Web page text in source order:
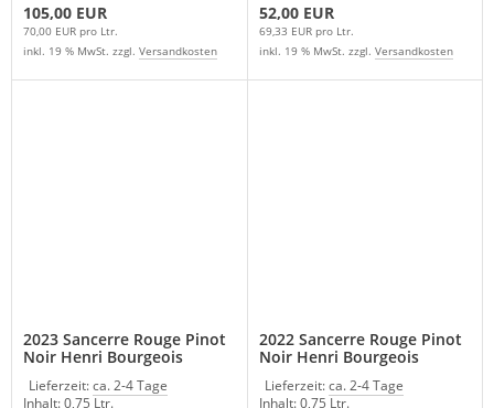
105,00 EUR
70,00 EUR pro Ltr.
inkl. 19 % MwSt. zzgl. Versandkosten
52,00 EUR
69,33 EUR pro Ltr.
inkl. 19 % MwSt. zzgl. Versandkosten
2023 Sancerre Rouge Pinot
Noir Henri Bourgeois
Lieferzeit:ca. 2-4 Tage
Inhalt: 0,75 Ltr.
2022 Sancerre Rouge Pinot
Noir Henri Bourgeois
Lieferzeit:ca. 2-4 Tage
Inhalt: 0,75 Ltr.